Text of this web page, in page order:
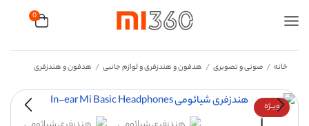
0
خانه / صوتی و تصویری / هدفون و هندزفری و لوازم جانبی / هدفون و هندزفری
ویــژه